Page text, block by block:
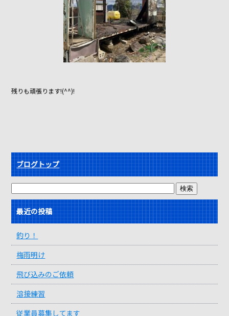
残りも頑張ります!(^^)!
ブログトップ
最近の投稿
釣り！
梅雨明け
飛び込みのご依頼
溶接練習
従業員募集してます